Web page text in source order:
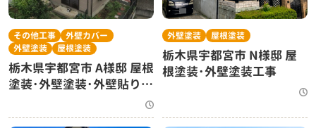
その他工事
外壁カバー
外壁塗装
屋根塗装
栃木県宇都宮市 A様邸 屋根
塗装･外壁塗装･外壁貼り替
外壁塗装 屋根塗装
栃木県宇都宮市 N様邸 屋
根塗装･外壁塗装工事